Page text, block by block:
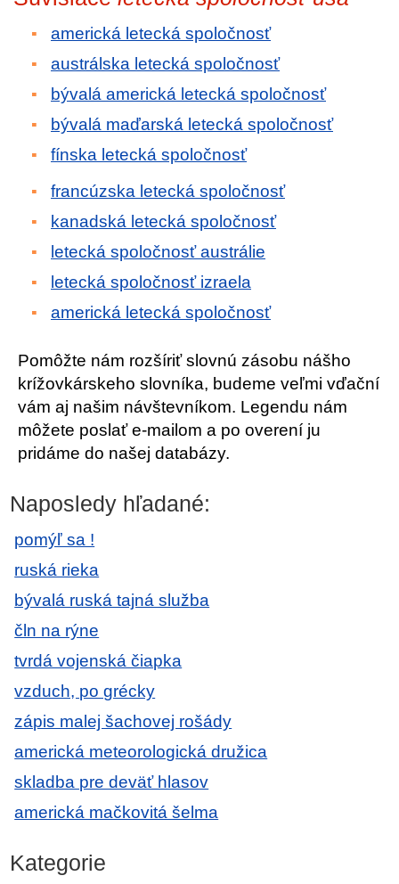
americká letecká spoločnosť
austrálska letecká spoločnosť
bývalá americká letecká spoločnosť
bývalá maďarská letecká spoločnosť
fínska letecká spoločnosť
francúzska letecká spoločnosť
kanadská letecká spoločnosť
letecká spoločnosť austrálie
letecká spoločnosť izraela
americká letecká spoločnosť
Pomôžte nám rozšíriť slovnú zásobu nášho
krížovkárskeho slovníka, budeme veľmi vďační
vám aj našim návštevníkom. Legendu nám
môžete poslať e-mailom a po overení ju
pridáme do našej databázy.
Naposledy hľadané:
pomýľ sa !
ruská rieka
bývalá ruská tajná služba
čln na rýne
tvrdá vojenská čiapka
vzduch, po grécky
zápis malej šachovej rošády
americká meteorologická družica
skladba pre deväť hlasov
americká mačkovitá šelma
Kategorie